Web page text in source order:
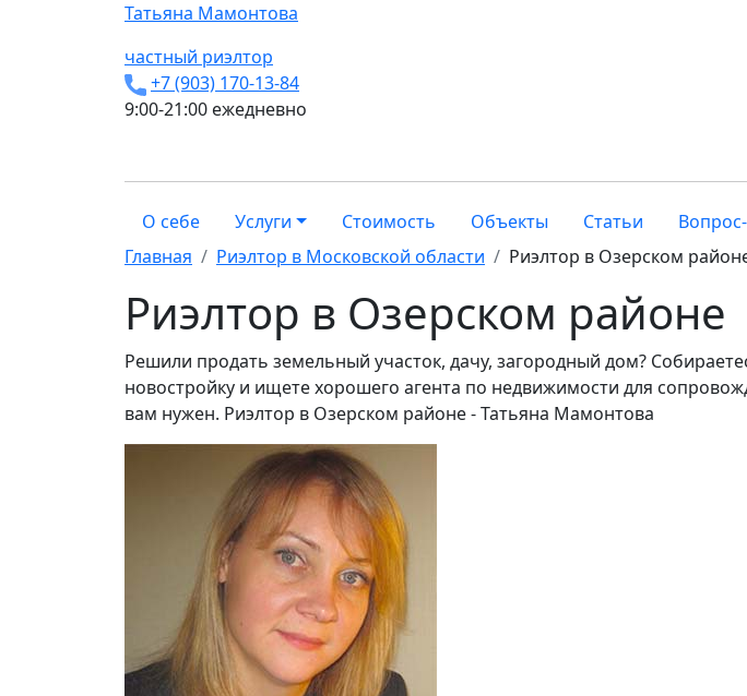
Татьяна Мамонтова
частный риэлтор
+7 (903) 170-13-84
9:00-21:00 ежедневно
О себе Услуги Стоимость Объекты Статьи
Главная
Риэлтор в Московской области Риэлтор в Озерском
Риэлтор в Озерском районе
Решили продать земельный участок, дачу, загородный дом?
новостройку и ищете хорошего агента по недвижимости для
вам нужен. Риэлтор в Озерском районе - Татьяна Мамонтова